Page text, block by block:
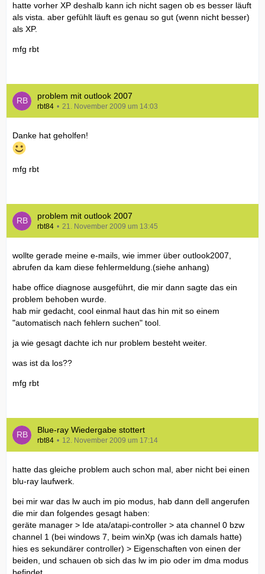
hatte vorher XP deshalb kann ich nicht sagen ob es besser läuft
als vista. aber gefühlt läuft es genau so gut (wenn nicht besser)
als XP.
mfg rbt
problem mit outlook 2007
rbt84 21. November 2009 um 14:03
Danke hat geholfen!
mfg rbt
problem mit outlook 2007
rbt84 21. November 2009 um 13:45
wollte gerade meine e-mails, wie immer über outlook2007,
abrufen da kam diese fehlermeldung.(siehe anhang)
habe office diagnose ausgeführt, die mir dann sagte das ein
problem behoben wurde.
hab mir gedacht, cool einmal haut das hin mit so einem
"automatisch nach fehlern suchen" tool.
ja wie gesagt dachte ich nur problem besteht weiter.
was ist da los??
mfg rbt
Blue-ray Wiedergabe stottert
rbt84 12. November 2009 um 17:14
hatte das gleiche problem auch schon mal, aber nicht bei einen
blu-ray laufwerk.
bei mir war das lw auch im pio modus, hab dann dell angerufen
die mir dan folgendes gesagt haben:
geräte manager > Ide ata/atapi-controller > ata channel 0 bzw
channel 1 (bei windows 7, beim winXp (was ich damals hatte)
hies es sekundärer controller) > Eigenschaften von einen der
beiden, und schauen ob sich das lw im pio oder im dma modus